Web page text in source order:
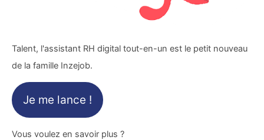
Talent, l'assistant RH digital tout-en-un est le petit nouveau
de la famille Inzejob.
Je me lance !
Vous voulez en savoir plus ?